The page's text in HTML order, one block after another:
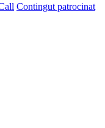
Contingut patrocinat